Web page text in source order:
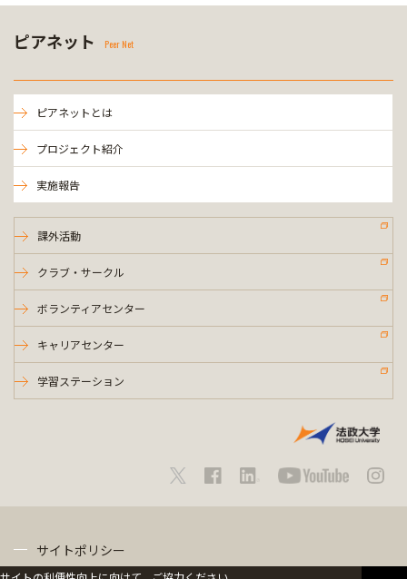
ピアネット Peer Net
ピアネットとは
プロジェクト紹介
実施報告
課外活動
クラブ・サークル
ボランティアセンター
キャリアセンター
学習ステーション
サイトポリシー